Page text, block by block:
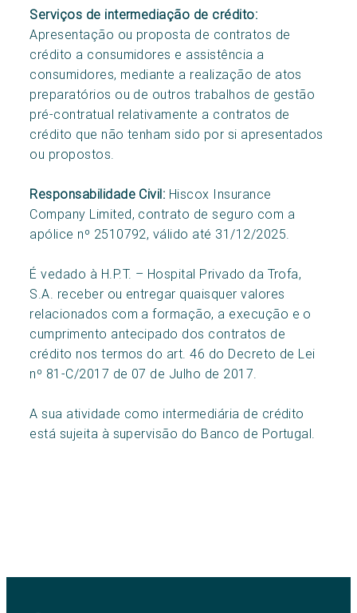
Serviços de intermediação de crédito:
Apresentação ou proposta de contratos de
crédito a consumidores e assistência a
consumidores, mediante a realização de atos
preparatórios ou de outros trabalhos de gestão
pré-contratual relativamente a contratos de
crédito que não tenham sido por si apresentados
ou propostos.
Responsabilidade Civil: Hiscox Insurance
Company Limited, contrato de seguro com a
apólice nº 2510792, válido até 31/12/2025.
É vedado à H.P.T. – Hospital Privado da Trofa,
S.A. receber ou entregar quaisquer valores
relacionados com a formação, a execução e o
cumprimento antecipado dos contratos de
crédito nos termos do art. 46 do Decreto de Lei
nº 81-C/2017 de 07 de Julho de 2017.
A sua atividade como intermediária de crédito
está sujeita à supervisão do Banco de Portugal.